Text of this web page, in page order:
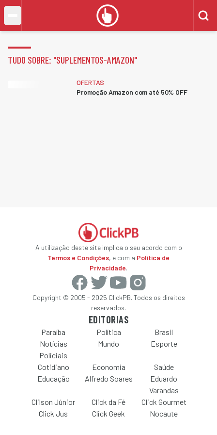
TUDO SOBRE: "SUPLEMENTOS-AMAZON"
OFERTAS
Promoção Amazon com até 50% OFF
A utilização deste site implica o seu acordo com o
Termos e Condições, e com a Política de
Privacidade.
Copyright © 2005 - 2025 ClickPB. Todos os direitos
reservados.
EDITORIAS
Paraíba Política
Brasil
Notícias
Policiais
Mundo Esporte
Cotidiano Economia
Saúde
Educação
Alfredo Soares
Eduardo
Varandas
Clilson Júnior
Click da Fé
Click Gourmet
Click Jus
Click Geek Nocaute